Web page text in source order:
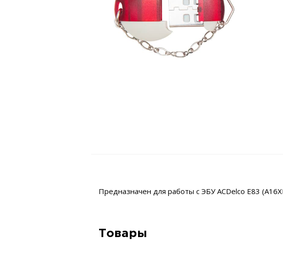
Предназначен для работы с ЭБУ ACDelco E83
Товары